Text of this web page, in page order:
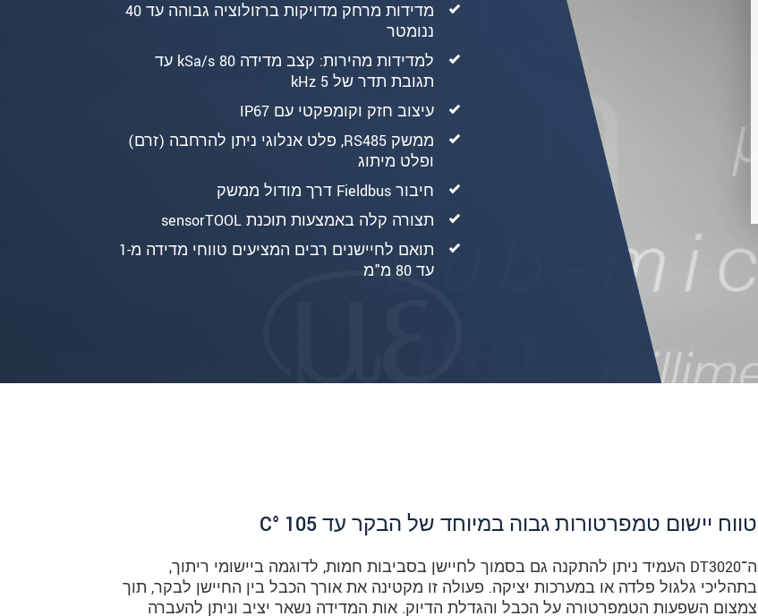
מדידות מרחק מדויקות ברזולוציה גבוהה עד 40
ננומטר
למדידות מהירות: קצב מדידה 80 kSa/s עד
תגובת תדר של 5 kHz
עיצוב חזק וקומפקטי עם IP67
ממשק RS485, פלט אנלוגי ניתן להרחבה (זרם)
ופלט מיתוג
חיבור Fieldbus דרך מודול ממשק
תצורה קלה באמצעות תוכנת sensorTOOL
תואם לחיישנים רבים המציעים טווחי מדידה מ-1
עד 80 מ"מ
טווח יישום טמפרטורות גבוה במיוחד של הבקר עד 105 °C
ה־DT3020 העמיד ניתן להתקנה גם בסמוך לחיישן בסביבות חמות, לדוגמה ביישומי ריתוך,
בתהליכי גלגול פלדה או במערכות יציקה. פעולה זו מקטינה את אורך הכבל בין החיישן לבקר, תוך
צמצום השפעות הטמפרטורה על הכבל והגדלת הדיוק. אות המדידה נשאר יציב וניתן להעברה